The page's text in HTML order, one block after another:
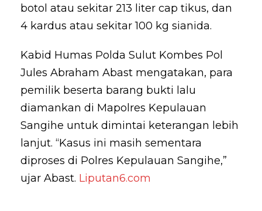
botol atau sekitar 213 liter cap tikus, dan
4 kardus atau sekitar 100 kg sianida.
Kabid Humas Polda Sulut Kombes Pol
Jules Abraham Abast mengatakan, para
pemilik beserta barang bukti lalu
diamankan di Mapolres Kepulauan
Sangihe untuk dimintai keterangan lebih
lanjut. “Kasus ini masih sementara
diproses di Polres Kepulauan Sangihe,”
ujar Abast. Liputan6.com